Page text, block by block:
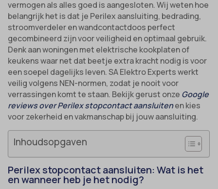
vermogen als alles goed is aangesloten. Wij weten hoe
belangrijk het is dat je Perilex aansluiting, bedrading,
stroomverdeler en wandcontactdoos perfect
gecombineerd zijn voor veiligheid en optimaal gebruik.
Denk aan woningen met elektrische kookplaten of
keukens waar net dat beetje extra kracht nodig is voor
een soepel dagelijks leven. SA Elektro Experts werkt
veilig volgens NEN-normen, zodat je nooit voor
verrassingen komt te staan. Bekijk gerust onze Google
reviews over Perilex stopcontact aansluitenen kies
voor zekerheid en vakmanschap bij jouw aansluiting.
Inhoudsopgaven
Perilex stopcontact aansluiten: Wat is het
en wanneer heb je het nodig?